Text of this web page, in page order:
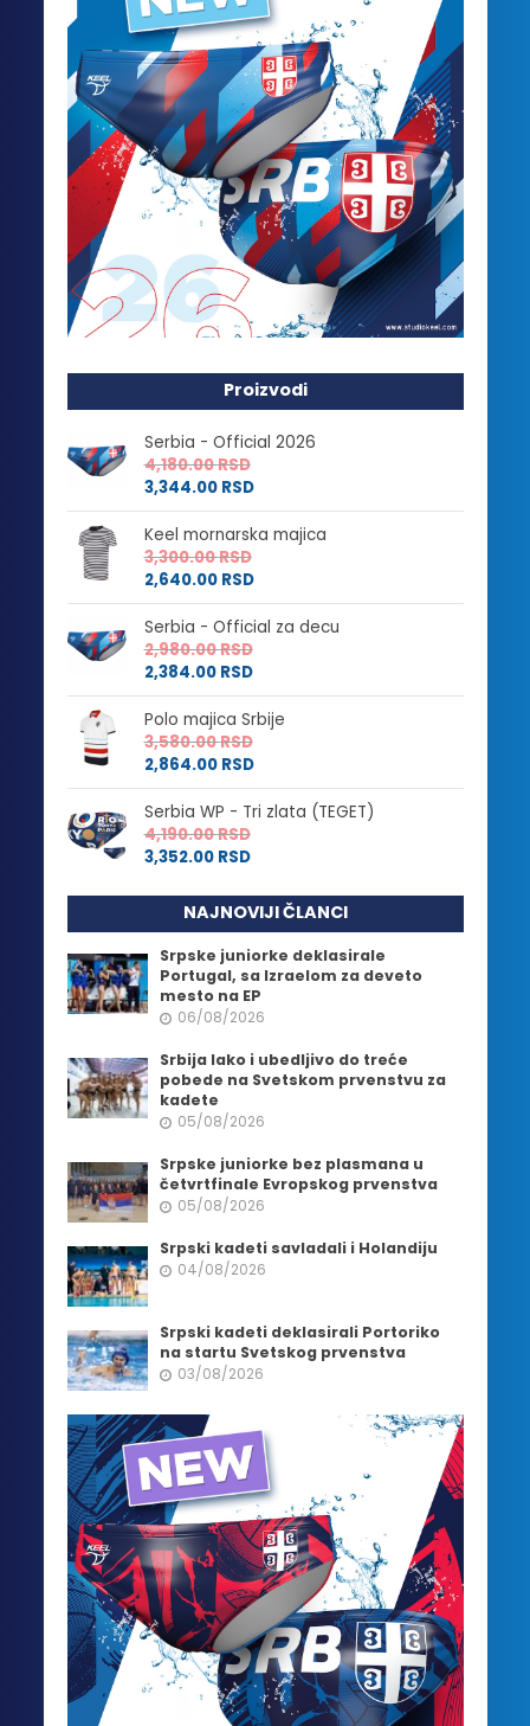
Proizvodi
Serbia - Official 2026
4,180.00RSD
3,344.00 RSD
Keel mornarska majica
3,300.00RSD
2,640.00 RSD
Serbia - Official za decu
2,980.00RSD
2,384.00 RSD
Polo majica Srbije
3,580.00RSD
2,864.00 RSD
Serbia WP - Tri zlata (TEGET)
4,190.00RSD
3,352.00 RSD
NAJNOVIJI ČLANCI
Srpske juniorke deklasirale
Portugal, sa Izraelom za deveto
mesto na EP
06/08/2026
Srbija lako i ubedljivo do treće
pobede na Svetskom prvenstvu za
kadete
05/08/2026
Srpske juniorke bez plasmana u
četvrtfinale Evropskog prvenstva
05/08/2026
Srpski kadeti savladali i Holandiju
04/08/2026
Srpski kadeti deklasirali Portoriko
na startu Svetskog prvenstva
03/08/2026